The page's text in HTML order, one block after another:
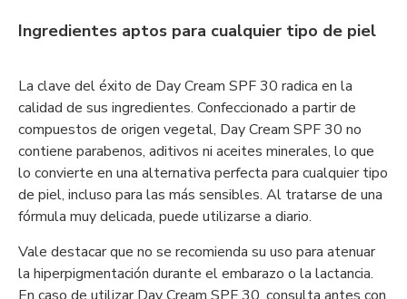
Ingredientes aptos para cualquier tipo de piel
La clave del éxito de Day Cream SPF 30 radica en la
calidad de sus ingredientes. Confeccionado a partir de
compuestos de origen vegetal, Day Cream SPF 30 no
contiene parabenos, aditivos ni aceites minerales, lo que
lo convierte en una alternativa perfecta para cualquier tipo
de piel, incluso para las más sensibles. Al tratarse de una
fórmula muy delicada, puede utilizarse a diario.
Vale destacar que no se recomienda su uso para atenuar
la hiperpigmentación durante el embarazo o la lactancia.